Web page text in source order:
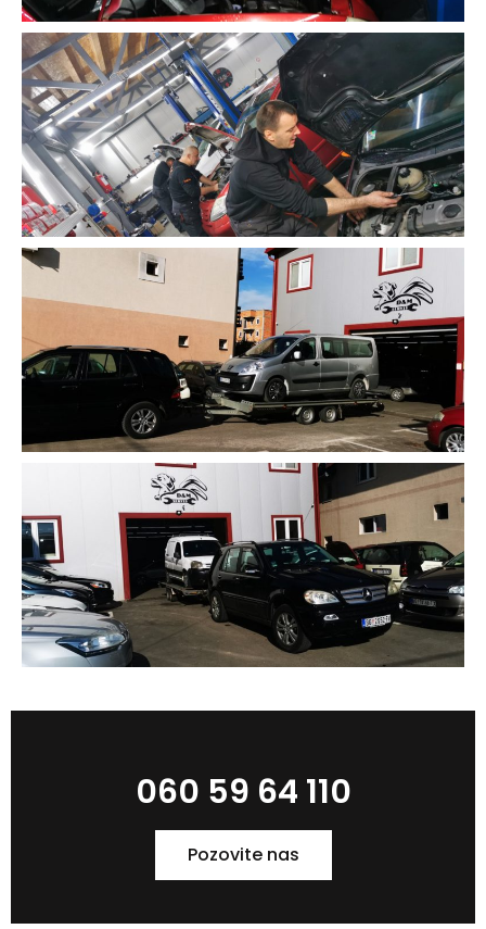
060 59 64 110
Pozovite nas